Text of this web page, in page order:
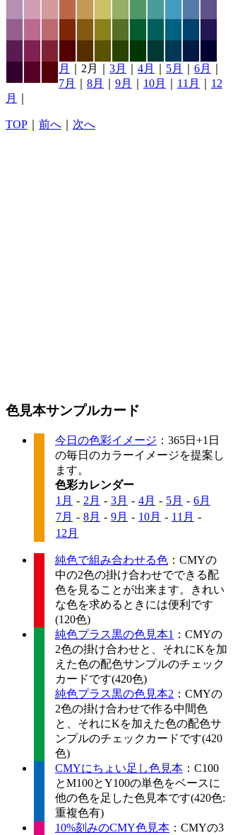
月 ｜2月｜ 3月 4月 5月 6月
7月
8月 9月 10月 11月
12
月
TOP 前へ 次へ
色見本サンプルカード
今日の色彩イメージ ：365日+1日
の毎日のカラーイメージを提案し
ます。
色彩カレンダー
1月 - 2月 - 3月 - 4月 - 5月 - 6月
7月 - 8月 - 9月 - 10月 - 11月 -
12月
純色で組み合わせる色 ：CMYの
中の2色の掛け合わせでできる配
色を見ることが出来ます。きれい
な色を求めるときには便利です
(120色)
純色プラス黒の色見本1 ：CMYの
2色の掛け合わせと、それにKを加
えた色の配色サンプルのチェック
カードです(420色)
純色プラス黒の色見本2 ：CMYの
2色の掛け合わせで作る中間色
と、それにKを加えた色の配色サ
ンプルのチェックカードです(420
色)
CMYにちょい足し色見本 ：C100
とM100とY100の単色をベースに
他の色を足した色見本です(420色:
重複色有)
10%刻みのCMY色見本 ：CMYの3